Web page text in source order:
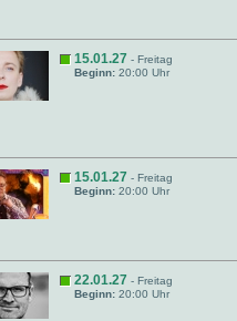
15.01.27 - Freitag
Beginn: 20:00 Uhr
15.01.27 - Freitag
Beginn: 20:00 Uhr
22.01.27 - Freitag
Beginn: 20:00 Uhr